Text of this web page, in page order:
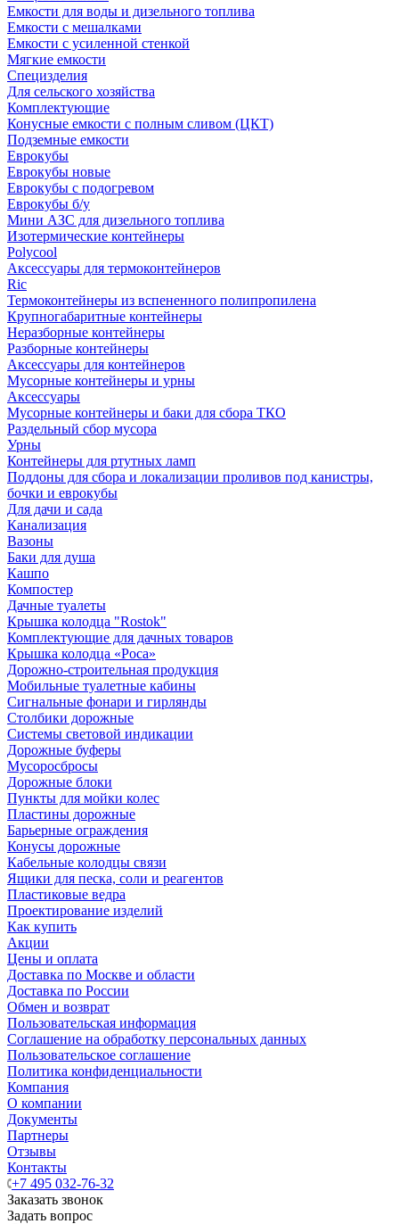
Емкости для воды и дизельного топлива
Емкости с мешалками
Емкости с усиленной стенкой
Мягкие емкости
Специзделия
Для сельского хозяйства
Комплектующие
Конусные емкости с полным сливом (ЦКТ)
Подземные емкости
Еврокубы
Еврокубы новые
Еврокубы с подогревом
Еврокубы б/у
Мини АЗС для дизельного топлива
Изотермические контейнеры
Polycool
Аксессуары для термоконтейнеров
Ric
Термоконтейнеры из вспененного полипропилена
Крупногабаритные контейнеры
Неразборные контейнеры
Разборные контейнеры
Аксессуары для контейнеров
Мусорные контейнеры и урны
Аксессуары
Мусорные контейнеры и баки для сбора ТКО
Раздельный сбор мусора
Урны
Контейнеры для ртутных ламп
Поддоны для сбора и локализации проливов под канистры,
бочки и еврокубы
Для дачи и сада
Канализация
Вазоны
Баки для душа
Кашпо
Компостер
Дачные туалеты
Крышка колодца "Rostok"
Комплектующие для дачных товаров
Крышка колодца «Роса»
Дорожно-строительная продукция
Мобильные туалетные кабины
Сигнальные фонари и гирлянды
Столбики дорожные
Системы световой индикации
Дорожные буферы
Мусоросбросы
Дорожные блоки
Пункты для мойки колес
Пластины дорожные
Барьерные ограждения
Конусы дорожные
Кабельные колодцы связи
Ящики для песка, соли и реагентов
Пластиковые ведра
Проектирование изделий
Как купить
Акции
Цены и оплата
Доставка по Москве и области
Доставка по России
Обмен и возврат
Пользовательская информация
Соглашение на обработку персональных данных
Пользовательское соглашение
Политика конфиденциальности
Компания
О компании
Документы
Партнеры
Отзывы
Контакты
+7 495 032-76-32
Заказать звонок
Задать вопрос